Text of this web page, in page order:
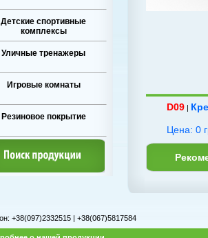
Детские спортивные
комплексы
Уличные тренажеры
Игровые комнаты
Резиновое покрытие
D09 |
Цена: 0
+38(097)2332515 | +38(067)5817584